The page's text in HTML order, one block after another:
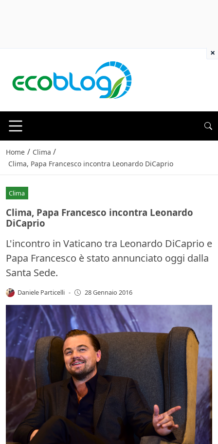
Home / Clima /
Clima, Papa Francesco incontra Leonardo DiCaprio
Clima
Clima, Papa Francesco incontra Leonardo
DiCaprio
L'incontro in Vaticano tra Leonardo DiCaprio e
Papa Francesco è stato annunciato oggi dalla
Santa Sede.
Daniele Particelli - 28 Gennaio 2016
×